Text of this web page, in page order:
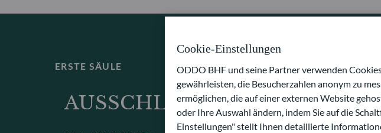
ERSTE SÄULE
AUSSCHLÜSSE
Cookie-Einstellungen
ODDO BHF und seine Partner verwenden
gewährleisten, die Besucherzahlen anonym zu
ermöglichen, die auf einer externen Website
oder Ihre Auswahl ändern, indem Sie auf die
Einstellungen" stellt Ihnen detaillierte